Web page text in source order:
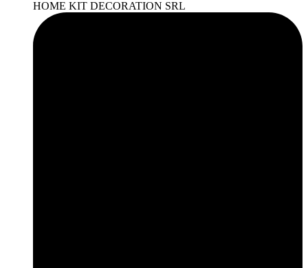
HOME KIT DECORATION SRL